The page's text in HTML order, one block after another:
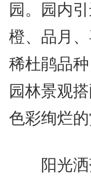
园。园内
橙、品月
稀杜鹃品
园林景观
色彩绚烂的
阳光洒